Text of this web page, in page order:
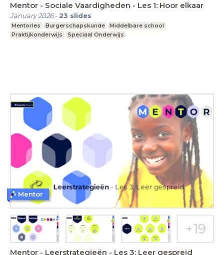
Mentor - Sociale Vaardigheden - Les 1: Hoor elkaar
January 2026- 23 slides
Mentorles Burgerschapskunde
Middelbare school
Praktijkonderwijs
Speciaal Onderwijs
Mentor - Leerstrategieën - Les 3: Leer gespreid
Mentor